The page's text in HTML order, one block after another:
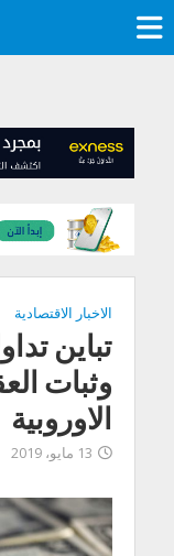
الاخبار الاقتصادية
تباين
وثبات
الاوروبية
13 مايو، 2019